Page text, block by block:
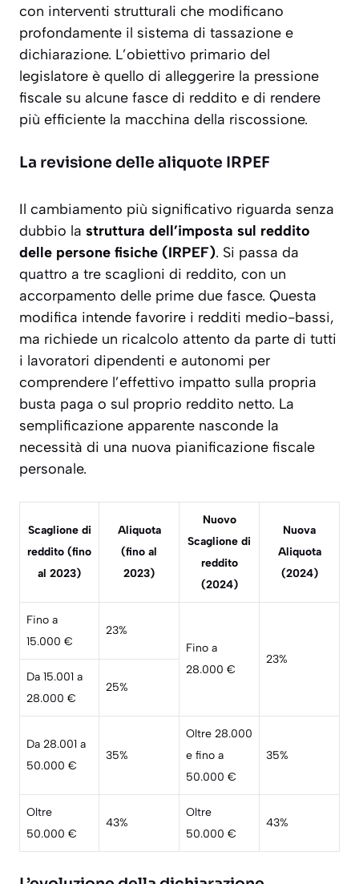
con interventi strutturali che modificano
profondamente il sistema di tassazione e
dichiarazione. L’obiettivo primario del
legislatore è quello di alleggerire la pressione
fiscale su alcune fasce di reddito e di rendere
più efficiente la macchina della riscossione.
La revisione delle aliquote IRPEF
Il cambiamento più significativo riguarda senza
dubbio la struttura dell’imposta sul reddito
delle persone fisiche (IRPEF). Si passa da
quattro a tre scaglioni di reddito, con un
accorpamento delle prime due fasce. Questa
modifica intende favorire i redditi medio-bassi,
ma richiede un ricalcolo attento da parte di tutti
i lavoratori dipendenti e autonomi per
comprendere l’effettivo impatto sulla propria
busta paga o sul proprio reddito netto. La
semplificazione apparente nasconde la
necessità di una nuova pianificazione fiscale
personale.
Scaglione di
reddito (fino
al 2023)
Aliquota
(fino al
2023)
Nuovo
Scaglione di
reddito
(2024)
Nuova
Aliquota
(2024)
Fino a
15.000 €
23%
Fino a
28.000 €
23%
Da 15.001 a
28.000 €
25%
Da 28.001 a
50.000 €
35%
Oltre 28.000
e fino a
50.000 €
35%
Oltre
50.000 €
43%
Oltre
50.000 €
43%